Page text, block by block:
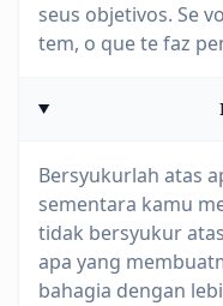
seus objetivos. Se
tem, o que te faz
Bersyukurlah atas
sementara kamu
tidak bersyukur
apa yang
bahagia dengan